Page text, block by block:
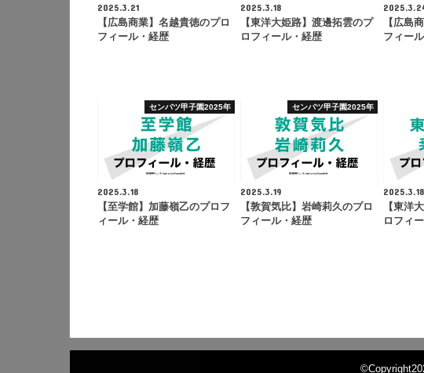
2025.3.21
【広島商業】名越貴徳のプロ
フィール・経歴
2025.3.18
【東洋大姫路】渡邊拓雲のプ
ロフィール・経歴
【広島
フィー
センバツ甲子園2025年
2025.3.18
【至学館】加藤嶺乙のプロフ
ィール・経歴
センバツ甲子園2025年
2025.3.19
【敦賀気比】岩崎莉久のプロ
フィール・経歴
2025.3.18
【東洋
ロフィ